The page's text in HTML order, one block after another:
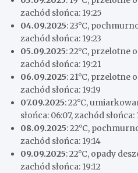
zachód słońca: 19:25
04.09.2025: 23°C,
zachód słońca: 19:23
05.09.2025: 22°C, przelotne
zachód słońca: 19:21
06.09.2025: 21°C, przelotne
zachód słońca: 19:19
07.09.2025: 22°C,
słońca: 06:07, zachód słońca:
08.09.2025: 22°C,
zachód słońca: 19:14
09.09.2025: 22°C, opady
zachód słońca: 19:12